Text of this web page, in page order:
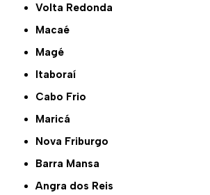
Volta Redonda
Macaé
Magé
Itaboraí
Cabo Frio
Maricá
Nova Friburgo
Barra Mansa
Angra dos Reis